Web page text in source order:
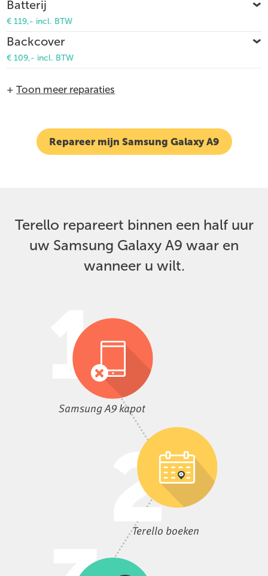
Batterij
€ 119,- incl. BTW
Backcover
€ 109,- incl. BTW
+Toon meer reparaties
Repareer mijn Samsung Galaxy A9
Terello repareert binnen een half uur
uw Samsung Galaxy A9 waar en
wanneer u wilt.
Samsung A9 kapot
Terello boeken